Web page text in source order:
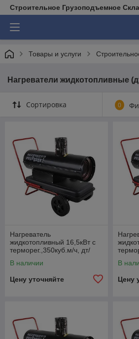
Строительное Грузоподъемное
Товары и услуги
Нагреватели жидкотопливные
Сортировка 0
Нагреватель
жидкотопливный 16,5кВт с
терморег.,350куб.м/ч, дт/
В наличии
Цену уточняйте
В
Цену